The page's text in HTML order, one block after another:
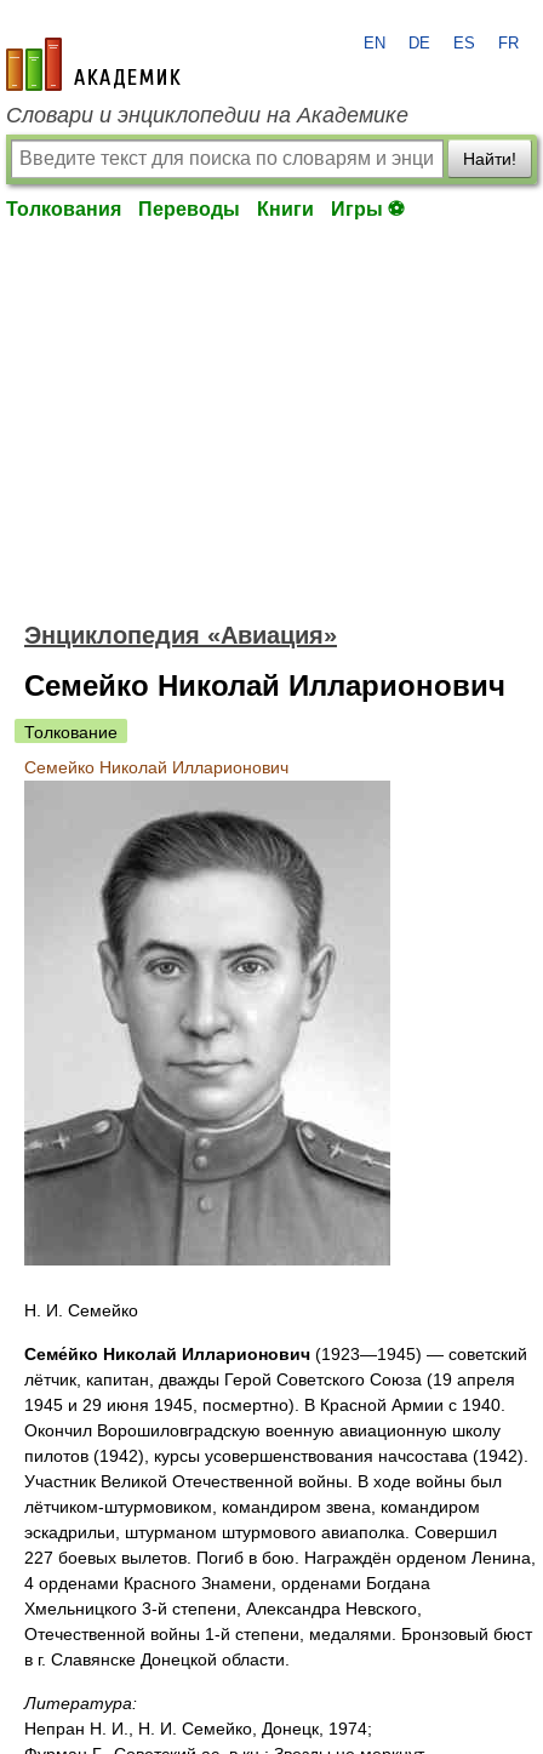
academic.ru
EN DE ES FR
Словари и энциклопедии на Академике
Найти!
Толкования Переводы Книги Игры ⚽
Энциклопедия «Авиация»
Семейко Николай Илларионович
Толкование
Семейко Николай Илларионович
Н. И. Семейко
Семе́йко Николай Илларионович (1923—1945) — советский
лётчик, капитан, дважды Герой Советского Союза (19 апреля
1945 и 29 июня 1945, посмертно). В Красной Армии с 1940.
Окончил Ворошиловградскую военную авиационную школу
пилотов (1942), курсы усовершенствования начсостава (1942).
Участник Великой Отечественной войны. В ходе войны был
лётчиком-штурмовиком, командиром звена, командиром
эскадрильи, штурманом штурмового авиаполка. Совершил
227 боевых вылетов. Погиб в бою. Награждён орденом Ленина,
4 орденами Красного Знамени, орденами Богдана
Хмельницкого 3-й степени, Александра Невского,
Отечественной войны 1-й степени, медалями. Бронзовый бюст
в г. Славянске Донецкой области.
Литература:
Непран Н. И., Н. И. Семейко, Донецк, 1974;